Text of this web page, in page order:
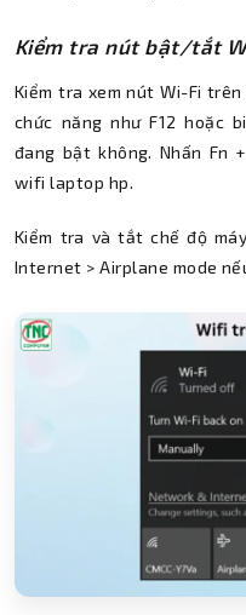
Kiểm tra nút bật/tắt
Kiểm tra xem nút Wi-Fi
chức năng như F12 hoặc
đang bật không. Nhấn Fn
wifi laptop hp.
Kiểm tra và tắt chế độ
Internet > Airplane mode